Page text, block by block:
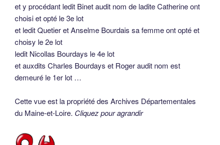
et y procédant ledit Binet audit nom de ladite Catherine ont
choisi et opté le 3e lot
et ledit Quetier et Anselme Bourdais sa femme ont opté et
choisy le 2e lot
ledit Nicollas Bourdays le 4e lot
et auxdits Charles Bourdays et Roger audit nom est
demeuré le 1er lot …
Cette vue est la propriété des Archives Départementales
du Maine-et-Loire. Cliquez pour agrandir